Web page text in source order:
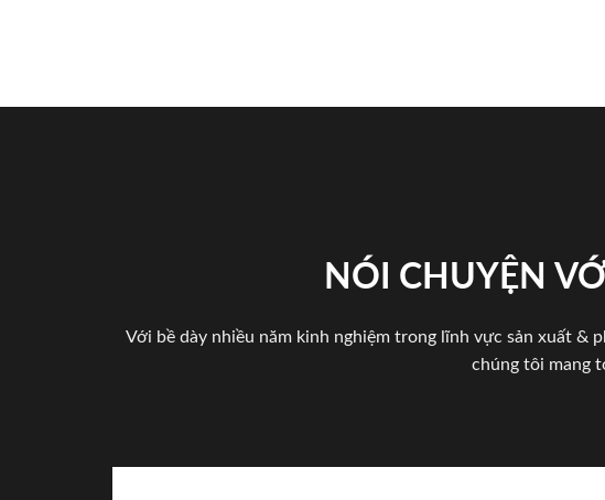
NÓI CHUYỆN
Với bề dày nhiều năm kinh nghiệm trong lĩnh vực sản xuất &
chúng tôi mang